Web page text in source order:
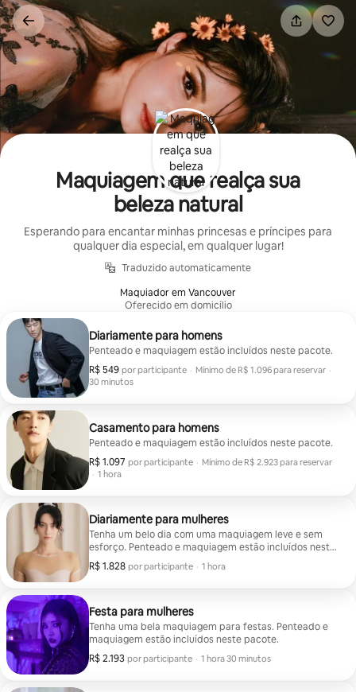
Pular
para
o
conteúdo
Maquiagem que realça sua
beleza natural
Esperando para encantar minhas princesas e príncipes para
qualquer dia especial, em qualquer lugar!
Traduzido automaticamente
Maquiador em Vancouver
Oferecido em domicílio
Diariamente para homens
Penteado e maquiagem estão incluídos neste pacote.
R$ 549 por participante
R$ 549 por participante · Mínimo de R$ 1.096 para reservar
,
·
30 minutos
Casamento para homens
Penteado e maquiagem estão incluídos neste pacote.
R$ 1.097 por participante
R$ 1.097 por participante · Mínimo de R$ 2.923 para reservar
,
· 1 hora
Diariamente para mulheres
Tenha um belo dia com uma maquiagem leve e sem
esforço. Penteado e maquiagem estão incluídos neste
pacote.
R$ 1.828 por participante
R$ 1.828 por participante
, · 1 hora
Festa para mulheres
Tenha uma bela maquiagem para festas. Penteado e
maquiagem estão incluídos neste pacote.
R$ 2.193 por participante
R$ 2.193 por participante
, · 1 hora 30 minutos